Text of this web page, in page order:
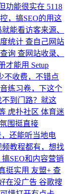
功能很实在 5118
，搞SEO的用这
能看访客来源、
统计 查自己网站
询 查网站收录、
才能用 Setup
不收费，不错点
练习卷，下这个
到门路？就这
虎扑社区 体育迷
围挺直接
还能听当地电
教程都有，想找
搞SEO和内容营销
挺实用 友盟+ 查
在没广告 谷歌搜